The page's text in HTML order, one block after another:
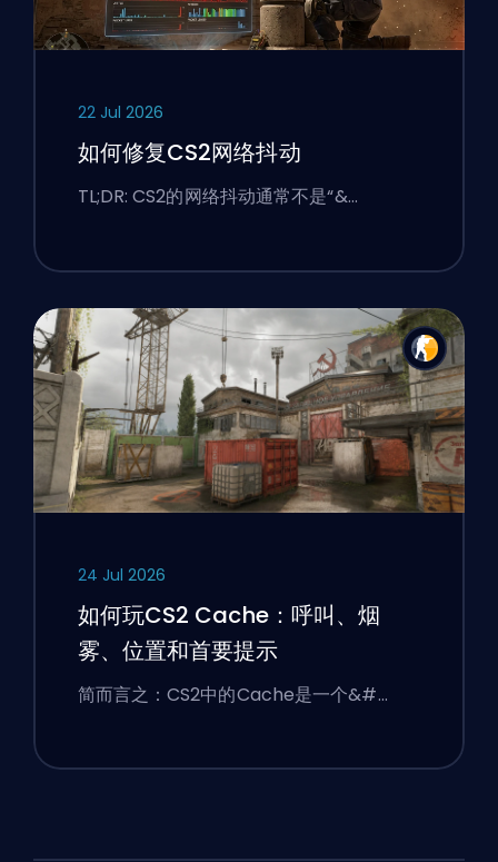
22 Jul 2026
如何修复CS2网络抖动
TL;DR: CS2的网络抖动通常不是“&…
24 Jul 2026
如何玩CS2 Cache：呼叫、烟
雾、位置和首要提示
简而言之：CS2中的Cache是一个&#…